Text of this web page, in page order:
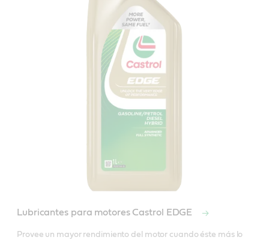
Lubricantes para motores Castrol EDGE
Provee un mayor rendimiento del motor cuando éste más lo